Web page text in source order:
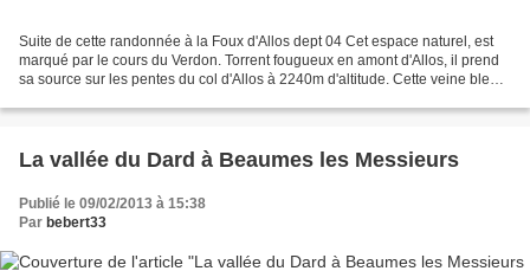
Suite de cette randonnée à la Foux d'Allos dept 04 Cet espace naturel, est
marqué par le cours du Verdon. Torrent fougueux en amont d'Allos, il prend
sa source sur les pentes du col d'Allos à 2240m d'altitude. Cette veine bleue
La vallée du Dard à Beaumes les Messieurs
Publié le 09/02/2013 à 15:38
Par bebert33